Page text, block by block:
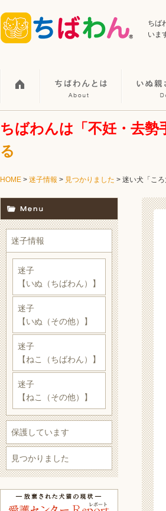
ちば
いま
ちばわんは「不妊・去
る
HOME > 迷子情報 > 見つかりました > 迷い犬「こ
迷子情報
迷子
【いぬ（ちばわん）】
迷子
【いぬ（その他）】
迷子
【ねこ（ちばわん）】
迷子
【ねこ（その他）】
保護しています
見つかりました